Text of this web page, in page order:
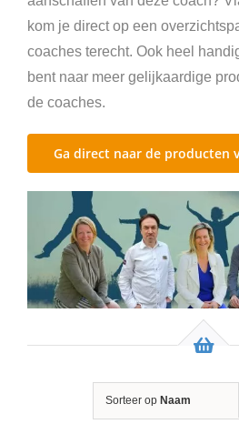
kom je direct op een
coaches terecht. Ook heel
bent naar meer gelijkaardige
de coaches.
Ga direct naar de producten
Sorteer op Naam